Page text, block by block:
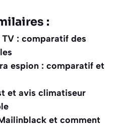
:
: comparatif des
espion : comparatif et
et avis climatiseur
et comment